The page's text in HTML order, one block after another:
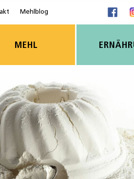
Mehlblog
MEHL